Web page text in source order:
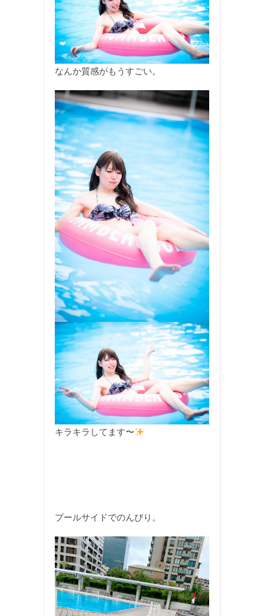
なんか質感がもうすごい。
キラキラしてます〜
プールサイドでのんびり。